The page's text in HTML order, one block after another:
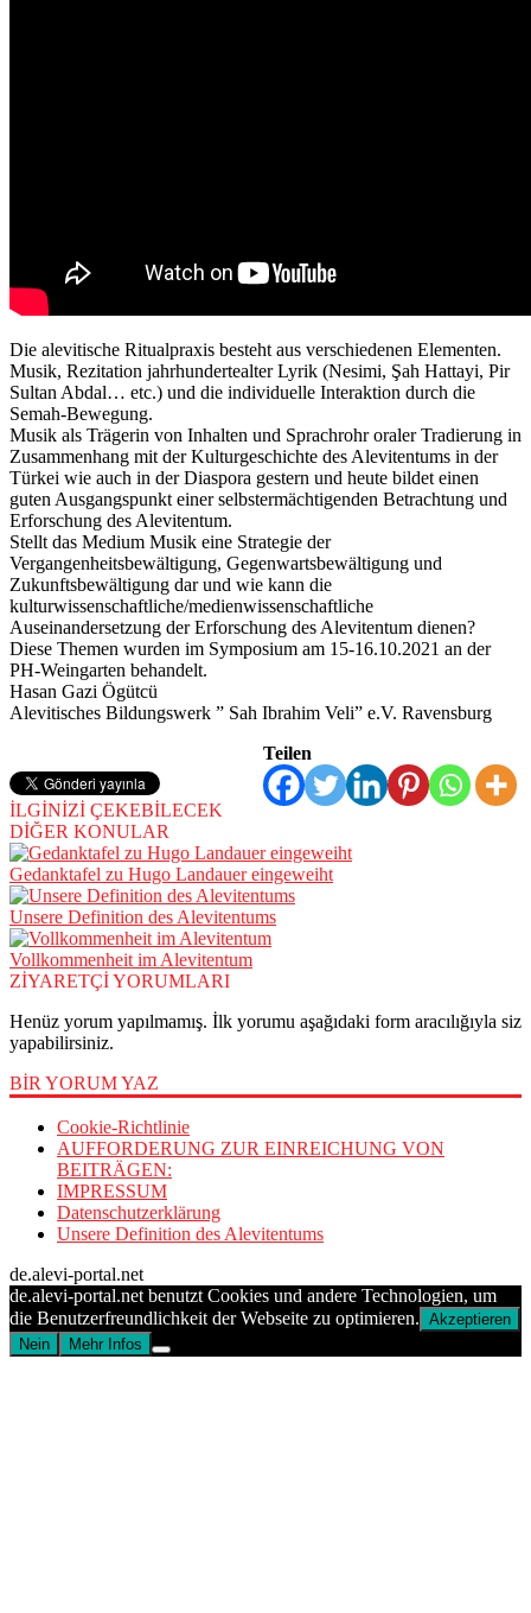
Die alevitische Ritualpraxis besteht aus verschiedenen Elementen.
Musik, Rezitation jahrhundertealter Lyrik (Nesimi, Şah Hattayi, Pir
Sultan Abdal… etc.) und die individuelle Interaktion durch die
Semah-Bewegung.
Musik als Trägerin von Inhalten und Sprachrohr oraler Tradierung in
Zusammenhang mit der Kulturgeschichte des Alevitentums in der
Türkei wie auch in der Diaspora gestern und heute bildet einen
guten Ausgangspunkt einer selbstermächtigenden Betrachtung und
Erforschung des Alevitentum.
Stellt das Medium Musik eine Strategie der
Vergangenheitsbewältigung, Gegenwartsbewältigung und
Zukunftsbewältigung dar und wie kann die
kulturwissenschaftliche/medienwissenschaftliche
Auseinandersetzung der Erforschung des Alevitentum dienen?
Diese Themen wurden im Symposium am 15-16.10.2021 an der
PH-Weingarten behandelt.
Hasan Gazi Ögütcü
Alevitisches Bildungswerk ” Sah Ibrahim Veli” e.V. Ravensburg
Teilen
İLGİNİZİ ÇEKEBİLECEK
DİĞER KONULAR
Gedanktafel zu Hugo Landauer eingeweiht
Unsere Definition des Alevitentums
Vollkommenheit im Alevitentum
ZİYARETÇİ YORUMLARI
Henüz yorum yapılmamış. İlk yorumu aşağıdaki form aracılığıyla siz
yapabilirsiniz.
BİR YORUM YAZ
Cookie-Richtlinie
AUFFORDERUNG ZUR EINREICHUNG VON
BEITRÄGEN:
IMPRESSUM
Datenschutzerklärung
Unsere Definition des Alevitentums
de.alevi-portal.net
de.alevi-portal.net benutzt Cookies und andere Technologien, um
die Benutzerfreundlichkeit der Webseite zu optimieren. Akzeptieren
Nein
Mehr Infos